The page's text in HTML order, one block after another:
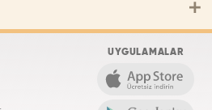
UYGULAMALAR